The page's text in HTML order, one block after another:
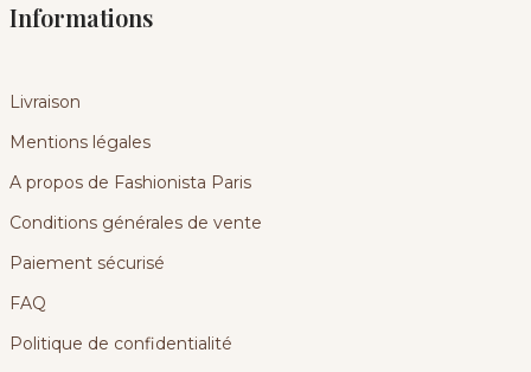
Informations
Livraison
Mentions légales
A propos de Fashionista Paris
Conditions générales de vente
Paiement sécurisé
FAQ
Politique de confidentialité